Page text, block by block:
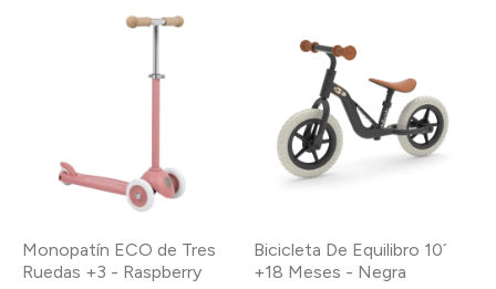
Monopatín ECO de Tres
Ruedas +3 - Raspberry
Bicicleta De Equilibro 10´
+18 Meses - Negra